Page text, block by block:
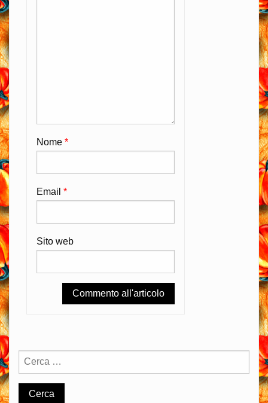
Nome *
Email *
Sito web